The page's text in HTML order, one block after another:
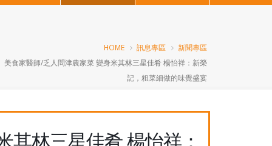
HOME 訊息專區
新聞專區
美食家醫師/乏人問津農家菜 變身米其林三星佳肴 楊怡祥：新榮
記，粗菜細做的味覺盛宴
林三星佳肴 楊怡祥：